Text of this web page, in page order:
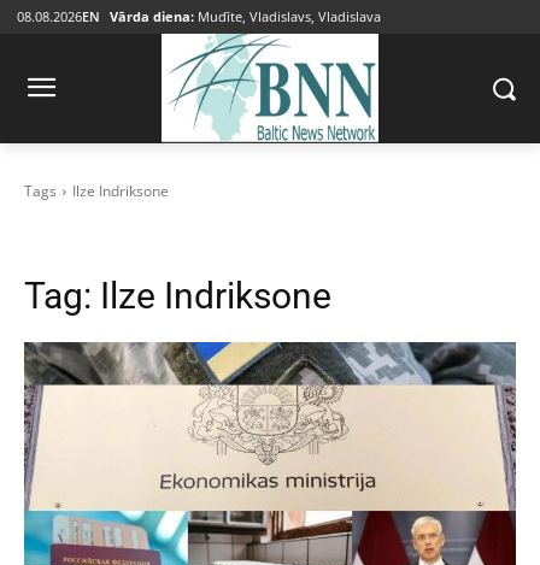
08.08.2026EN Vārda diena: Mudīte, Vladislavs, Vladislava
Tags Ilze Indriksone
Tag: Ilze Indriksone